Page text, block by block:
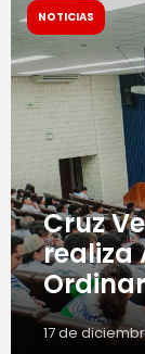
Cruz
realiza
17 de
NOTICIAS